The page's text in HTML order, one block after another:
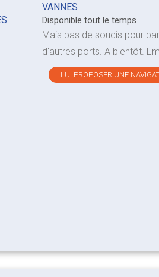
VANNES
Disponible tout le temps
Mais pas de soucis pour
d'autres ports. A bientôt.
LUI PROPOSER UNE